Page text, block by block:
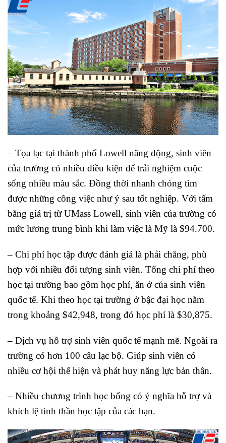
– Tọa lạc tại thành phố Lowell năng động, sinh viên
của trường có nhiều điều kiện để trải nghiệm cuộc
sống nhiều màu sắc. Đồng thời nhanh chóng tìm
được những công việc như ý sau tốt nghiệp. Với tấm
bằng giá trị từ UMass Lowell, sinh viên của trường có
mức lương trung bình khi làm việc là Mỹ là $94.700.
– Chi phí học tập được đánh giá là phải chăng, phù
hợp với nhiều đối tượng sinh viên. Tổng chi phí theo
học tại trường bao gồm học phí, ăn ở của sinh viên
quốc tế. Khi theo học tại trường ở bậc đại học nằm
trong khoảng $42,948, trong đó học phí là $30,875.
– Dịch vụ hỗ trợ sinh viên quốc tế mạnh mẽ. Ngoài ra
trường có hơn 100 câu lạc bộ. Giúp sinh viên có
nhiều cơ hội thể hiện và phát huy năng lực bản thân.
– Nhiều chương trình học bổng có ý nghĩa hỗ trợ và
khích lệ tinh thần học tập của các bạn.